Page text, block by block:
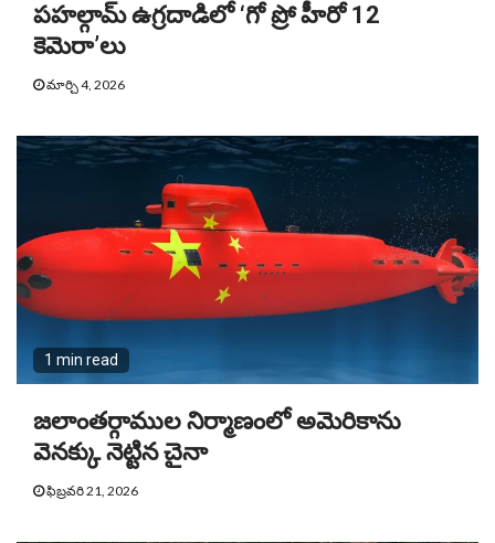
పహల్గామ్‌ ఉగ్రదాడిలో ‘గో ప్రో హీరో 12
కెమెరా’లు
మార్చి 4, 2026
1 min read
జలాంతర్గాముల నిర్మాణంలో అమెరికాను
వెనక్కు నెట్టిన చైనా
ఫిబ్రవరి 21, 2026